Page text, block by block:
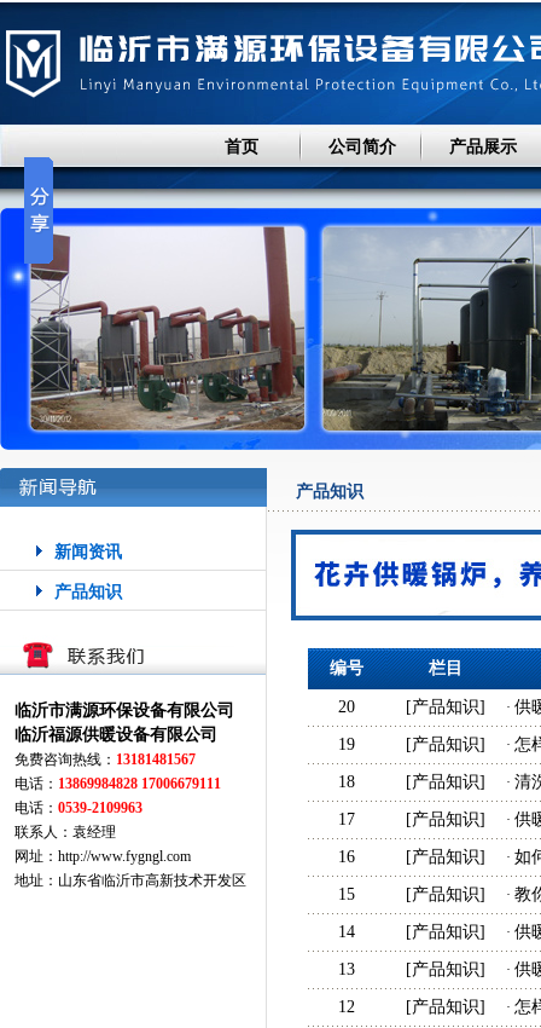
首页 公司简介 产品展示
新闻资讯
产品知识
临沂市满源环保设备有限公司
临沂福源供暖设备有限公司
免费咨询热线： 13181481567
电话： 13869984828 17006679111
电话：0539-2109963
联系人：袁经理
网址：http://www.fygngl.com
地址：山东省临沂市高新技术开发区
产品知识
编号 栏目
20 [产品知识] ·供
19 [产品知识] ·怎
18 [产品知识] ·清
17 [产品知识] ·供
16 [产品知识] ·如
15 [产品知识] ·教
14 [产品知识] ·供
13 [产品知识] ·供
12 [产品知识] ·怎